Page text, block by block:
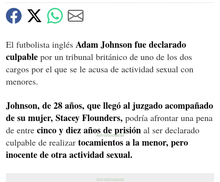
El futbolista inglés Adam Johnson fue declarado
culpable por un tribunal británico de uno de los dos
cargos por el que se le acusa de actividad sexual con
menores.
Johnson, de 28 años, que llegó al juzgado acompañado
de su mujer, Stacey Flounders, podría afrontar una pena
de entre cinco y diez años de prisión al ser declarado
culpable de realizar tocamientos a la menor, pero
inocente de otra actividad sexual.